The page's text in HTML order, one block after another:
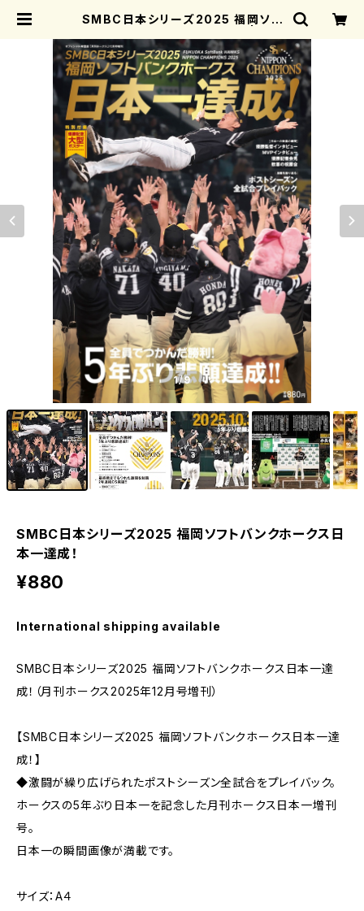
SMBC日本シリーズ2025 福岡ソフ
ホークス
1/9
SMBC日本シリーズ2025 福岡ソフトバンクホークス日
本一達成！
¥880
International shipping available
SMBC日本シリーズ2025 福岡ソフトバンクホークス日本一達
成！（月刊ホークス2025年12月号増刊）
【SMBC日本シリーズ2025 福岡ソフトバンクホークス日本一達
成！】
◆激闘が繰り広げられたポストシーズン全試合をプレイバック。
ホークスの5年ぶり日本一を記念した月刊ホークス日本一増刊
号。
日本一の瞬間画像が満載です。
サイズ：A４